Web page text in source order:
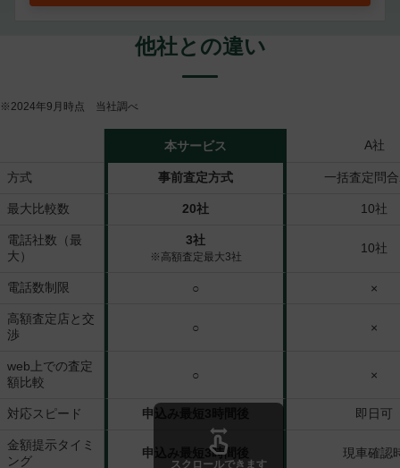
他社との違い
※2024年9月時点 当社調べ
本サービス A社
方式 事前査定方式 一括査定問
最大比較数 20社 10社
電話社数（最
大）
3社
※高額査定最大3社
10社
電話数制限 ○ ×
高額査定店と交
渉
○ ×
web上での査定
額比較
○ ×
対応スピード 申込み最短3時間後 即日可
金額提示タイミ
ング
申込み最短3時間後 現車確認
スクロールできます